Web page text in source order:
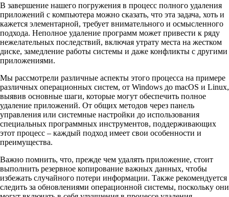
В завершение нашего погружения в процесс полного удаления
приложений с компьютера можно сказать, что эта задача, хоть и
кажется элементарной, требует внимательного и осмысленного
подхода. Неполное удаление программ может привести к ряду
нежелательных последствий, включая утрату места на жестком
диске, замедление работы системы и даже конфликты с другими
приложениями.
Мы рассмотрели различные аспекты этого процесса на примере
различных операционных систем, от Windows до macOS и Linux,
выявив основные шаги, которые могут обеспечить полное
удаление приложений. От общих методов через панель
управления или системные настройки до использования
специальных программных инструментов, поддерживающих
этот процесс – каждый подход имеет свои особенности и
преимущества.
Важно помнить, что, прежде чем удалять приложение, стоит
выполнить резервное копирование важных данных, чтобы
избежать случайного потери информации. Также рекомендуется
следить за обновлениями операционной системы, поскольку они